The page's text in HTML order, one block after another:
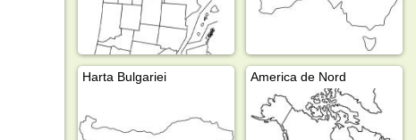
Harta Bulgariei America de Nord